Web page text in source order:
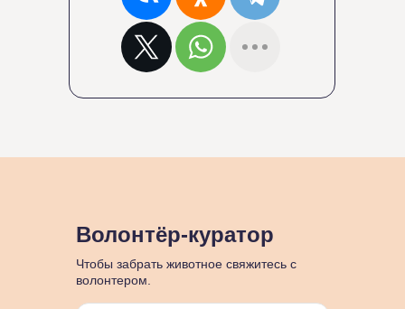
Волонтёр-куратор
Чтобы забрать животное свяжитесь с
волонтером.